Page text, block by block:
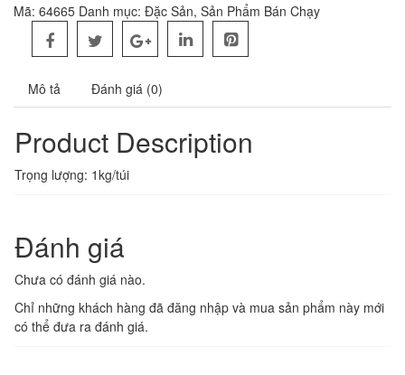
Mã: 64665 Danh mục: Đặc Sản, Sản Phẩm Bán Chạy
Mô tả Đánh giá (0)
Product Description
Trọng lượng: 1kg/túi
Đánh giá
Chưa có đánh giá nào.
Chỉ những khách hàng đã đăng nhập và mua sản phẩm này mới
có thể đưa ra đánh giá.